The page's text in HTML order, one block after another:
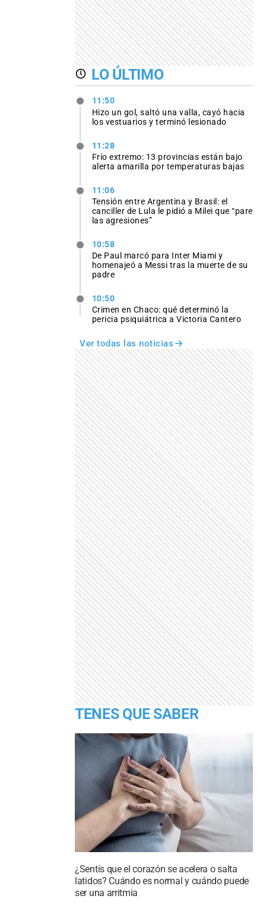
LO ÚLTIMO
11:50
Hizo un gol, saltó una valla, cayó hacia
los vestuarios y terminó lesionado
11:28
Frío extremo: 13 provincias están bajo
alerta amarilla por temperaturas bajas
11:06
Tensión entre Argentina y Brasil: el
canciller de Lula le pidió a Milei que “pare
las agresiones”
10:58
De Paul marcó para Inter Miami y
homenajeó a Messi tras la muerte de su
padre
10:50
Crimen en Chaco: qué determinó la
pericia psiquiátrica a Victoria Cantero
Ver todas las noticias
TENES QUE SABER
¿Sentís que el corazón se acelera o salta
latidos? Cuándo es normal y cuándo puede
ser una arritmia